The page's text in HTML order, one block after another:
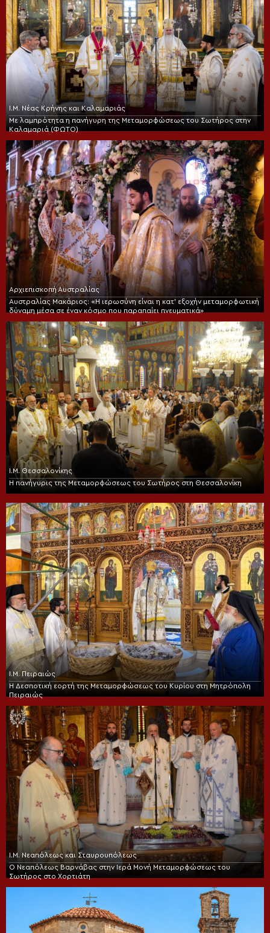
Ι.Μ. Νέας Κρήνης και Καλαμαριάς
Με λαμπρότητα η πανήγυρη της Μεταμορφώσεως του Σωτήρος στην
Καλαμαριά (ΦΩΤΟ)
Αρχιεπισκοπή Αυστραλίας
Αυστραλίας Μακάριος: «Η ιερωσύνη είναι η κατ’ εξοχήν μεταμορφωτική
δύναμη μέσα σε έναν κόσμο που παραπαίει πνευματικά»
Ι.Μ. Θεσσαλονίκης
Η πανήγυρις της Μεταμορφώσεως του Σωτήρος στη Θεσσαλονίκη
Ι.Μ. Πειραιώς
Η Δεσποτική εορτή της Μεταμορφώσεως του Κυρίου στη Μητρόπολη
Πειραιώς
Ι.Μ. Νεαπόλεως και Σταυρουπόλεως
Ο Νεαπόλεως Βαρνάβας στην Ιερά Μονή Μεταμορφώσεως του
Σωτήρος στο Χορτιάτη